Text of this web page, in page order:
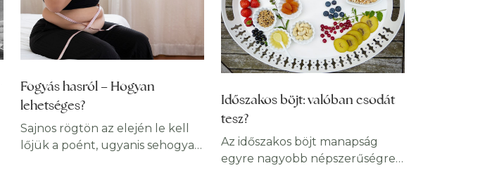
Fogyás hasról – Hogyan
lehetséges?
Sajnos rögtön az elején le kell
lőjük a poént, ugyanis sehogyan.
Időszakos böjt: valóban csodát
tesz?
Az időszakos böjt manapság
egyre nagyobb népszerűségre